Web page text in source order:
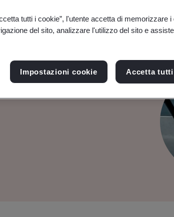
di
delle
rafforzando la
tutti i cookie”, l'utente accetta di memorizzare
del sito, analizzare l'utilizzo del sito e
Impostazioni cookie Accetta